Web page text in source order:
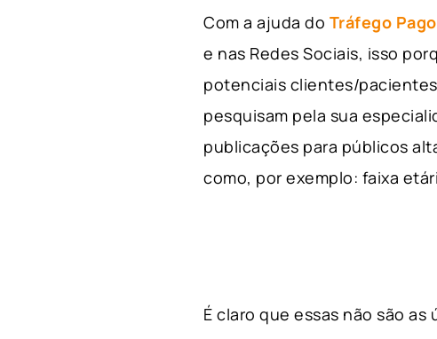
Com a ajuda do Tráfego
e nas Redes Sociais, isso
potenciais clientes/
pesquisam pela sua
publicações para públicos
como, por exemplo: faixa
É claro que essas não são